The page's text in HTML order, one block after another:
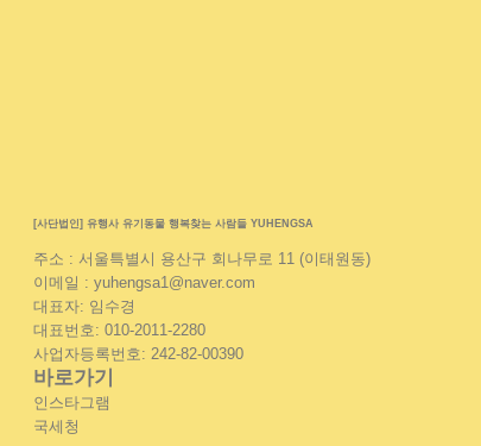
[사단법인] 유행사 유기동물 행복찾는 사람들 YUHENGSA
주소 : 서울특별시 용산구 회나무로 11 (이태원동)
이메일 : yuhengsa1@naver.com
대표자: 임수경
대표번호: 010-2011-2280
사업자등록번호: 242-82-00390
바로가기
인스타그램
국세청